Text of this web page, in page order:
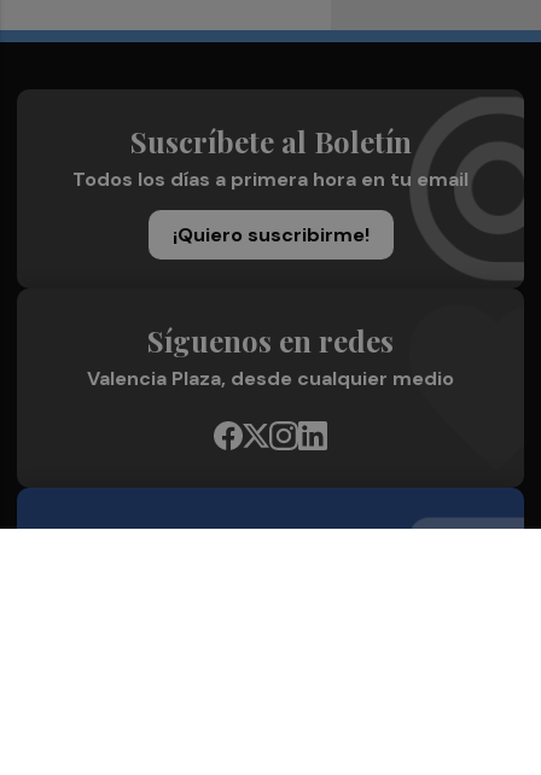
Suscríbete al Boletín
Todos los días a primera hora en tu email
¡Quiero suscribirme!
Síguenos en redes
Valencia Plaza, desde cualquier medio
Quienes Somos